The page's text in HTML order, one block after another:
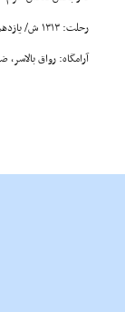
رحلت: ۱۳۱۳ ش/ یازدهم جمادی الثانی ۱۳۵۳ ق/ ۷۲ سالگی
آرامگاه: رواق